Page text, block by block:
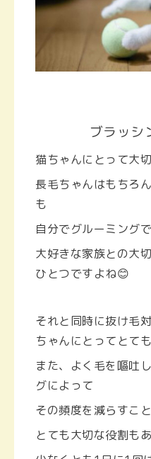
ブラッシ
猫ちゃんにとって大
長毛ちゃんはもちろ
も
自分でグルーミング
大好きな家族との大
ひとつですよね😊
それと同時に抜け毛
ちゃんにとってとて
また、よく毛を嘔吐
グによって
その頻度を減らすこ
とても大切な役割もあ